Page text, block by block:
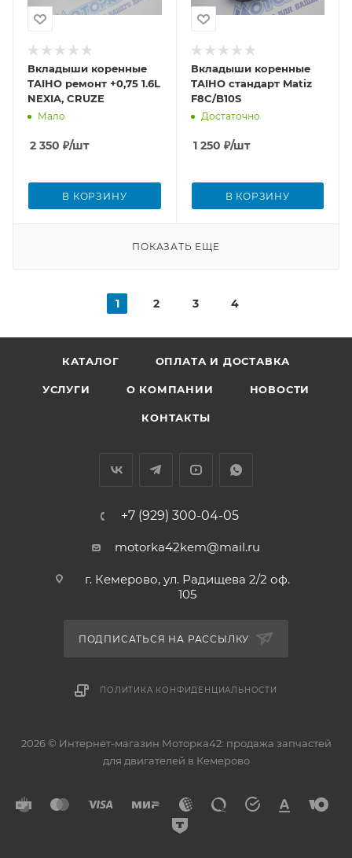
Вкладыши коренные
TAIHO ремонт +0,75 1.6L
NEXIA, CRUZE
Мало
2 350 ₽/шт
В КОРЗИНУ
Вкладыши коренные
TAIHO стандарт Matiz
F8C/B10S
Достаточно
1 250 ₽/шт
В КОРЗИНУ
ПОКАЗАТЬ ЕЩЕ
1 2 3 4
КАТАЛОГ ОПЛАТА И ДОСТАВКА
УСЛУГИ О КОМПАНИИ НОВОСТИ
КОНТАКТЫ
+7 (929) 300-04-05
motorka42kem@mail.ru
г. Кемерово, ул. Радищева 2/2 оф.
105
ПОДПИСАТЬСЯ НА РАССЫЛКУ
ПОЛИТИКА КОНФИДЕНЦИАЛЬНОСТИ
2026 © Интернет-магазин Моторка42: продажа запчастей
для двигателей в Кемерово